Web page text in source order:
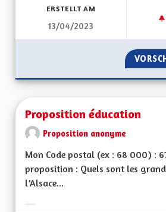
ERSTELLT AM
13/04/2023
Proposition éducation
Proposition anonyme
Mon Code postal (ex : 68 000) :
proposition : Quels sont les
l’Alsace...